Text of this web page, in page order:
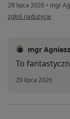
29 lipca 2026 • mgr
w opinii użytkownika
zgłoś nadużycie
mgr
To
29 lipca 2026